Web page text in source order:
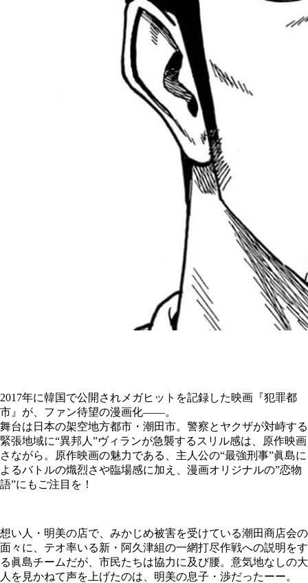
2017年に韓国で公開されメガヒットを記録した映画『犯罪都
市』が、ファン待望の漫画化――。
舞台は日本の架空地方都市・潮田市。警察とヤクザが対峙する
緊張地域に“異邦人”ヴィランが急襲するスリル感は、原作映画
さながら。原作映画の魅力である、主人公の“最強刑事”眞島に
よるバトルの熾烈さや臨場感に加え、漫画オリジナルの”恋物
語”にもご注目を！
想い人・明美の店で、みかじめ被害を受けている潮田商店会の
面々に、テオ率いる新・阿久津組の一網打尽作戦への説明をす
る眞島チームだが、市民たちは協力に及び腰。意気地なしの大
人を見かねて声を上げたのは、明美の息子・渉だったーー。